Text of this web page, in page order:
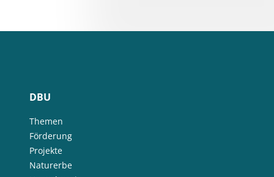
DBU
Themen
Förderung
Projekte
Naturerbe